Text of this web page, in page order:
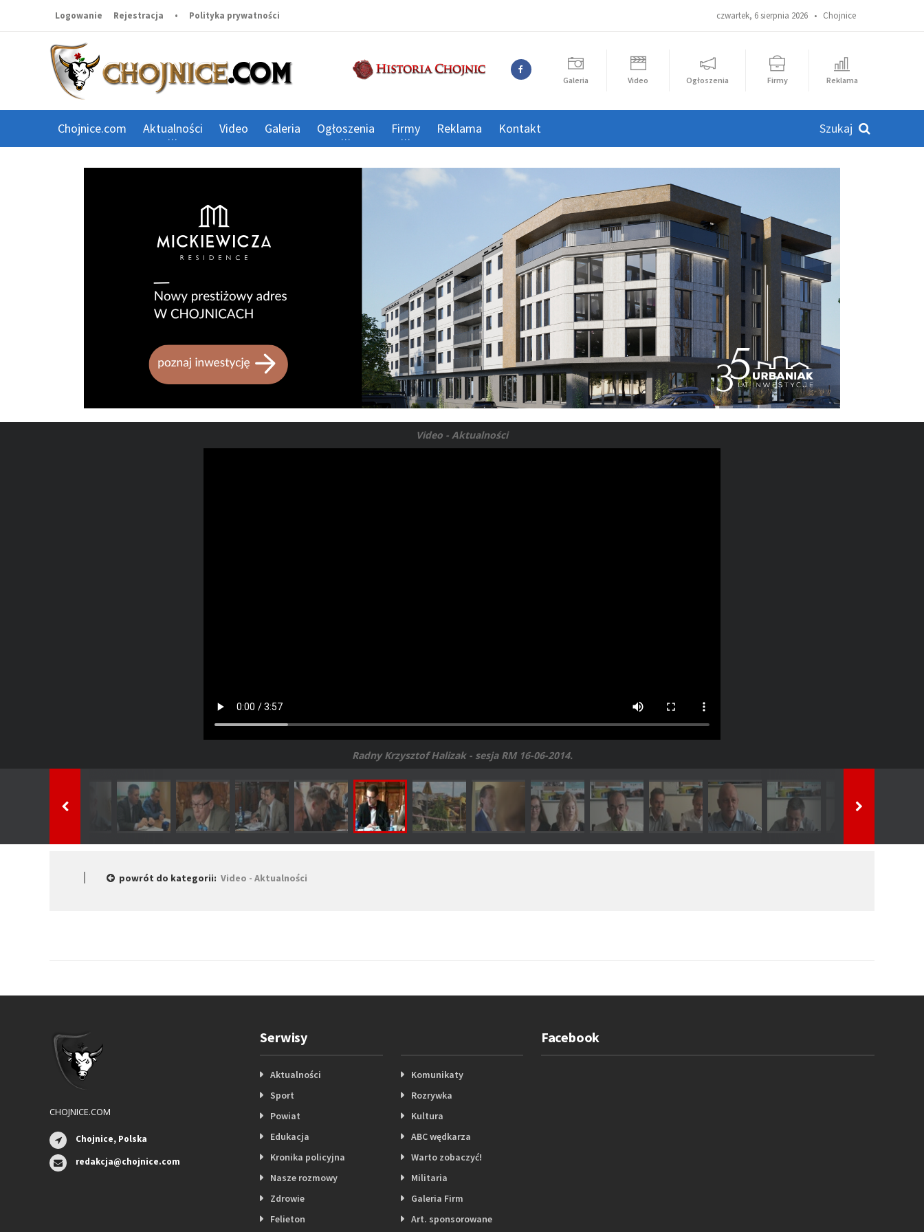
czwartek, 6 sierpnia 2026 • Chojnice
Logowanie Rejestracja • Polityka prywatności
Galeria Video Ogłoszenia Firmy Reklama
Chojnice.com Aktualności Video Galeria Ogłoszenia Firmy Reklama Kontakt
Video - Aktualności
Radny Krzysztof Halizak - sesja RM 16-06-2014.
powrót do kategorii: Video - Aktualności
CHOJNICE.COM
Chojnice, Polska
redakcja@chojnice.com
Serwisy
Aktualności
Sport
Powiat
Edukacja
Kronika policyjna
Nasze rozmowy
Zdrowie
Felieton
Komunikaty
Rozrywka
Kultura
ABC wędkarza
Warto zobaczyć!
Militaria
Galeria Firm
Art. sponsorowane
Facebook